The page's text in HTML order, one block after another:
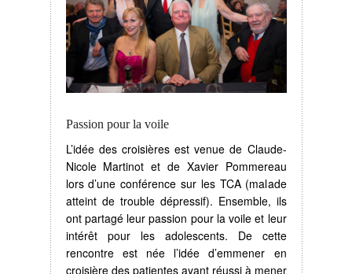
Passion pour la voile
L’idée des croisières est venue de Claude-
Nicole Martinot et de Xavier Pommereau
lors d’une conférence sur les TCA (malade
atteint de trouble dépressif). Ensemble, ils
ont partagé leur passion pour la voile et leur
intérêt pour les adolescents. De cette
rencontre est née l’idée d’emmener en
croisière des patientes ayant réussi à mener